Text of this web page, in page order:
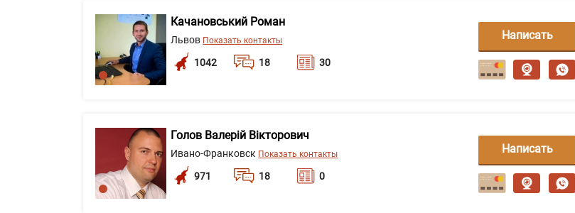
Качановський Роман
Львов Показать контакты
1042 18 30
Написать
сообщение
Голов Валерій Вікторович
Ивано-Франковск Показать контакты
971 18 0
Написать
сообщение